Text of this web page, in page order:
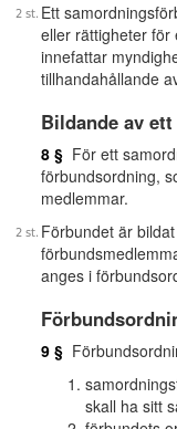
Ett
eller rättigheter för
innefattar
tillhandahållande
Bildande av
8 § För ett
förbundsordning,
medlemmar.
Förbundet är
anges i
9 §
skall ha sitt